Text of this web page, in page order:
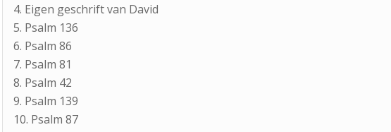
4. Eigen geschrift van David
5. Psalm 136
6. Psalm 86
7. Psalm 81
8. Psalm 42
9. Psalm 139
10. Psalm 87